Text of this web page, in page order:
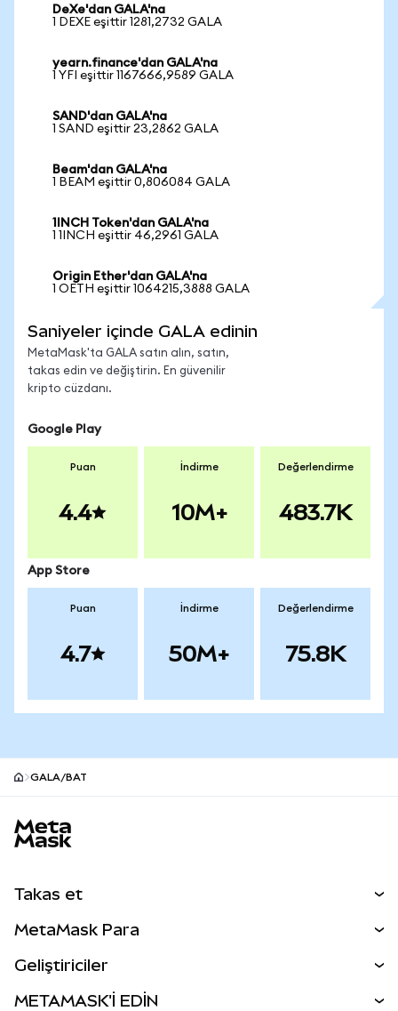
DeXe'dan GALA'na
1 DEXE eşittir 1281,2732 GALA
yearn.finance'dan GALA'na
1 YFI eşittir 1167666,9589 GALA
SAND'dan GALA'na
1 SAND eşittir 23,2862 GALA
Beam'dan GALA'na
1 BEAM eşittir 0,806084 GALA
1INCH Token'dan GALA'na
1 1INCH eşittir 46,2961 GALA
Origin Ether'dan GALA'na
1 OETH eşittir 1064215,3888 GALA
Saniyeler içinde GALA edinin
MetaMask'ta GALA satın alın, satın,
takas edin ve değiştirin. En güvenilir
kripto cüzdanı.
Google Play
Puan
4.4
İndirme
10M+
Değerlendirme
483.7K
App Store
Puan
4.7
İndirme
50M+
Değerlendirme
75.8K
GALA/BAT
Takas et
Perps
MetaMask Para
Geliştiriciler
METAMASK'İ EDİN